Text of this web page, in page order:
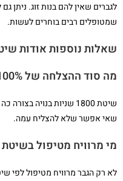
לגברים שאין להם בנות זוג. ניתן
שמטופלים רבים בוחרים לעשות.
שאלות נוספות אודות שיטת 1800
מה סוד ההצלחה של 100% בטיפול שיטת 1800 שניות?
שיטת 1800 שניות בנויה
שאי אפשר שלא להצליח עמה.
מי מרוויח מטיפול בשיטת 1800 שניות?